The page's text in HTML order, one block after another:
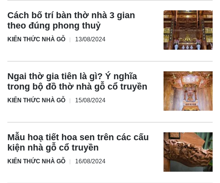
Cách bố trí bàn thờ nhà 3 gian
theo đúng phong thuỷ
KIẾN THỨC NHÀ GỖ 13/08/2024
Ngai thờ gia tiên là gì? Ý nghĩa
trong bộ đồ thờ nhà gỗ cổ truyền
KIẾN THỨC NHÀ GỖ 15/08/2024
Mẫu hoạ tiết hoa sen trên các cấu
kiện nhà gỗ cổ truyền
KIẾN THỨC NHÀ GỖ 16/08/2024